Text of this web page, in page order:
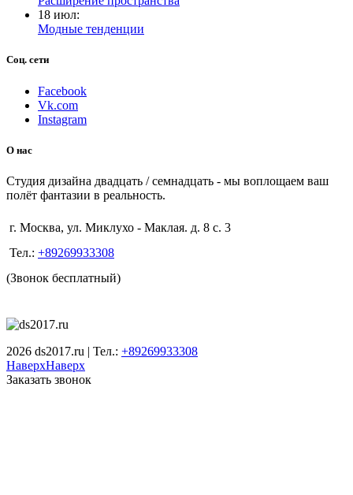
18 июл:
Модные тенденции
Соц. сети
Facebook
Vk.com
Instagram
О нас
Студия дизайна двадцать / семнадцать - мы воплощаем ваш
полёт фантазии в реальность.
г. Москва, ул. Миклухо - Маклая. д. 8 с. 3
Тел.: +89269933308
(Звонок бесплатный)
2026 ds2017.ru | Тел.: +89269933308
НаверхНаверх
Заказать звонок